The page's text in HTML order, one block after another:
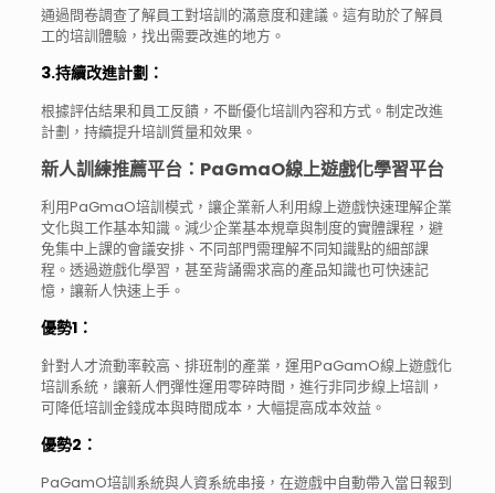
通過問卷調查了解員工對培訓的滿意度和建議。這有助於了解員
工的培訓體驗，找出需要改進的地方。
3.持續改進計劃 ：
根據評估結果和員工反饋，不斷優化培訓內容和方式。制定改進
計劃，持續提升培訓質量和效果。
新人訓練推薦平台：PaGmaO線上遊戲化學習平台
利用PaGmaO培訓模式，讓企業新人利用線上遊戲快速理解企業
文化與工作基本知識。減少企業基本規章與制度的實體課程，避
免集中上課的會議安排、不同部門需理解不同知識點的細部課
程。透過遊戲化學習，甚至背誦需求高的產品知識也可快速記
憶，讓新人快速上手。
優勢1：
針對人才流動率較高、排班制的產業，運用PaGamO線上遊戲化
培訓系統，讓新人們彈性運用零碎時間，進行非同步線上培訓，
可降低培訓金錢成本與時間成本，大幅提高成本效益。
優勢2：
PaGamO培訓系統與人資系統串接，在遊戲中自動帶入當日報到